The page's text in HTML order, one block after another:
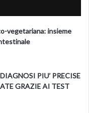
vegetariana: insieme
PIU’ PRECISE
GRAZIE AI TEST